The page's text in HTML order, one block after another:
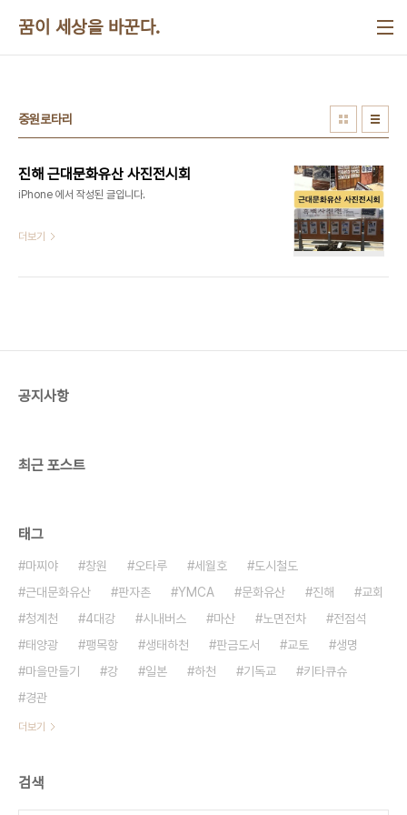
꿈이 세상을 바꾼다.
중원로타리
진해 근대문화유산 사진전시회
iPhone 에서 작성된 글입니다.
더보기
공지사항
최근 포스트
태그
마찌야 창원 오타루 세월호
도시철도
근대문화유산
판자촌 YMCA 문화유산 진해
교회
청계천
4대강 시내버스 마산 노면전차
전점석
태양광
팽목항 생태하천 판금도서 교토
생명
마을만들기
강 일본 하천 기독교
키타큐슈
경관
더보기
검색